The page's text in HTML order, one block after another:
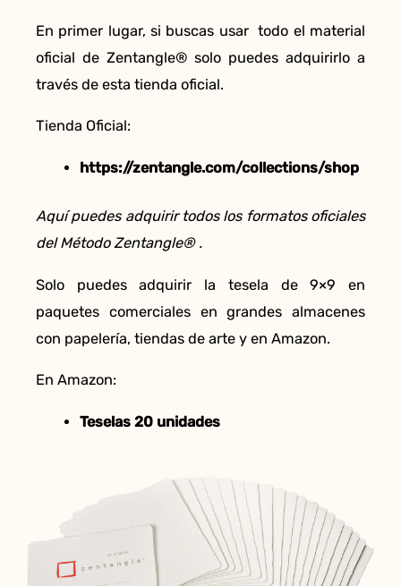
En primer lugar, si buscas usar todo el material
oficial de Zentangle® solo puedes adquirirlo a
través de esta tienda oficial.
Tienda Oficial:
https://zentangle.com/collections/shop
Aquí puedes adquirir todos los formatos oficiales
del Método Zentangle® .
Solo puedes adquirir la tesela de 9×9 en
paquetes comerciales en grandes almacenes
con papelería, tiendas de arte y en Amazon.
En Amazon:
Teselas 20 unidades